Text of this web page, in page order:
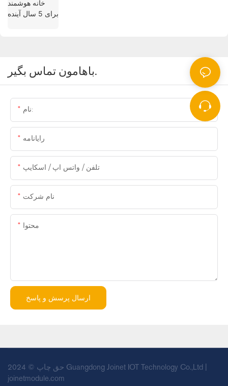
باهامون تماس بگير.
نام:
رایانامه
تلفن / واتس اپ / اسکایپ
نام شرکت
محتوا
ارسال پرسش و پاسخ
حق چاپ © 2024 Guangdong Joinet IOT Technology Co.,Ltd |
joinetmodule.com